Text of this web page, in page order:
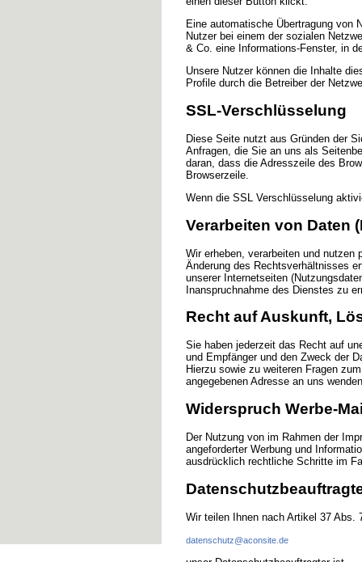
Eine automatische Übertragung von
Nutzer bei einem der sozialen
& Co. eine Informations-Fenster, in
Unsere Nutzer können die Inhalte
Profile durch die Betreiber der
SSL-Verschlüsselung
Diese Seite nutzt aus Gründen der
Anfragen, die Sie an uns als
daran, dass die Adresszeile des
Browserzeile.
Wenn die SSL Verschlüsselung
Verarbeiten von Daten
Wir erheben, verarbeiten und nutzen
Änderung des Rechtsverhältnisses
unserer Internetseiten
Inanspruchnahme des Dienstes zu
Recht auf Auskunft,
Sie haben jederzeit das Recht auf
und Empfänger und den Zweck der
Hierzu sowie zu weiteren Fragen
angegebenen Adresse an uns
Widerspruch Werbe-
Der Nutzung von im Rahmen der
angeforderter Werbung und
ausdrücklich rechtliche Schritte im
Wir teilen Ihnen nach Artikel 37 Abs.
datenschutz@aconsite.de